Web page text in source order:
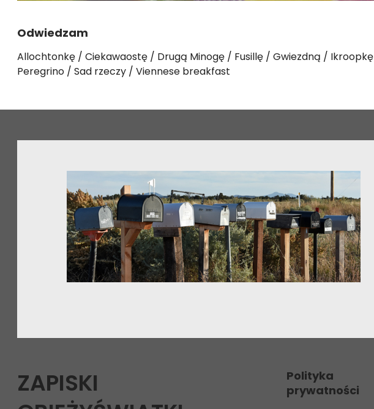
Odwiedzam
Allochtonkę Ciekawaostę Drugą Minogę Fusillę Gwiezdną Ikroopkę
Peregrino
Sad rzeczy Viennese breakfast
ZAPISKI
Polityka
prywatności